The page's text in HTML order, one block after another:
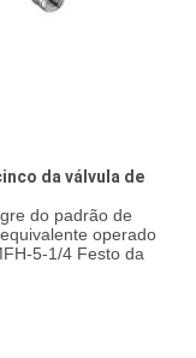
da válvula de
do padrão de
operado
5-1/4 Festo da